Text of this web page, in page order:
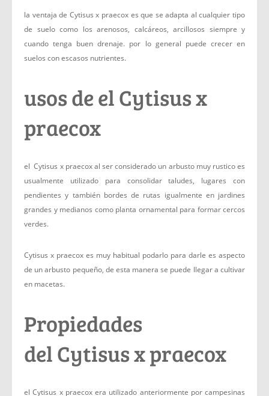
la ventaja de Cytisus x praecox es que se adapta al cualquier tipo
de suelo como los arenosos, calcáreos, arcillosos siempre y
cuando tenga buen drenaje. por lo general puede crecer en
suelos con escasos nutrientes.
usos de el Cytisus x
praecox
el Cytisus x praecox al ser considerado un arbusto muy rustico es
usualmente utilizado para consolidar taludes, lugares con
pendientes y también bordes de rutas igualmente en jardines
grandes y medianos como planta ornamental para formar cercos
verdes.
Cytisus x praecox es muy habitual podarlo para darle es aspecto
de un arbusto pequeño, de esta manera se puede llegar a cultivar
en macetas.
Propiedades
del Cytisus x praecox
el Cytisus x praecox era utilizado anteriormente por campesinas